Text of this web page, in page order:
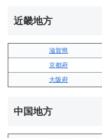
近畿地方
滋賀県
京都府
大阪府
中国地方